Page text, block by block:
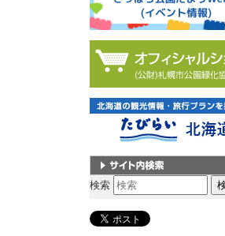
サイト内検索
検索